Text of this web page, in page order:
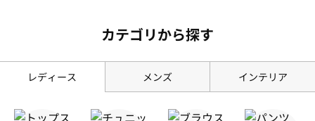
カテゴリから探す
レディース メンズ インテリア